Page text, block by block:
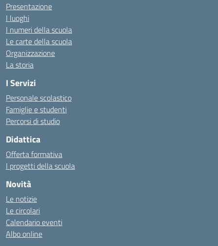
Presentazione
I luoghi
I numeri della scuola
Le carte della scuola
Organizzazione
La storia
I Servizi
Personale scolastico
Famiglie e studenti
Percorsi di studio
Didattica
Offerta formativa
I progetti della scuola
Novità
Le notizie
Le circolari
Calendario eventi
Albo online